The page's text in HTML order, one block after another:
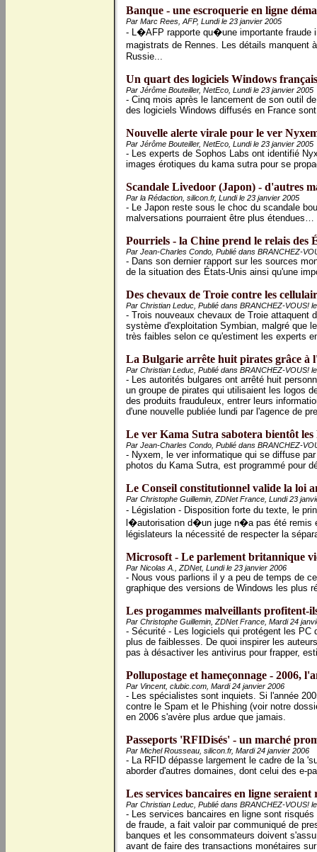
Banque - une escroquerie en ligne
Par Marc Rees, AFP, Lundi le 23 janvier 2005
- L�AFP rapporte qu�une importante fraude
magistrats de Rennes. Les détails
Russie...
Un quart des logiciels Windows
Par Jérôme Bouteiller, NetEco, Lundi le 23 janvier 2005
- Cinq mois après le lancement de son outil
des logiciels Windows diffusés en France
Nouvelle alerte virale pour le ver
Par Jérôme Bouteiller, NetEco, Lundi le 23 janvier 2005
- Les experts de Sophos Labs ont identifié
images érotiques du kama sutra pour se
Scandale Livedoor (Japon) - d'autres
Par la Rédaction, silicon.fr, Lundi le 23 janvier 2005
- Le Japon reste sous le choc du scandale
malversations pourraient être plus étendues…
Pourriels - la Chine prend le relais des
Par Jean-Charles Condo, Publié dans BRANCHEZ-
- Dans son dernier rapport sur les sources
de la situation des États-Unis ainsi qu'une
Des chevaux de Troie contre les
Par Christian Leduc, Publié dans BRANCHEZ-VOUS!
- Trois nouveaux chevaux de Troie attaquent
système d'exploitation Symbian, malgré que
très faibles selon ce qu'estiment les experts
La Bulgarie arrête huit pirates grâce à
Par Christian Leduc, Publié dans BRANCHEZ-VOUS!
- Les autorités bulgares ont arrêté huit
un groupe de pirates qui utilisaient les logos
des produits frauduleux, entrer leurs
d'une nouvelle publiée lundi par l'agence de
Le ver Kama Sutra sabotera bientôt les
Par Jean-Charles Condo, Publié dans BRANCHEZ-
- Nyxem, le ver informatique qui se diffuse
photos du Kama Sutra, est programmé pour
Le Conseil constitutionnel valide la loi
Par Christophe Guillemin, ZDNet France, Lundi 23
- Législation - Disposition forte du texte, le
l�autorisation d�un juge n�a pas été remis
législateurs la nécessité de respecter la
Microsoft - Le parlement britannique
Par Nicolas A., ZDNet, Lundi le 23 janvier 2006
- Nous vous parlions il y a peu de temps de
graphique des versions de Windows les plus
Les progammes malveillants profitent-
Par Christophe Guillemin, ZDNet France, Mardi 24
- Sécurité - Les logiciels qui protégent les
plus de faiblesses. De quoi inspirer les
pas à désactiver les antivirus pour frapper,
Pollupostage et hameçonnage - 2006,
Par Vincent, clubic.com, Mardi 24 janvier 2006
- Les spécialistes sont inquiets. Si l'année
contre le Spam et le Phishing (voir notre
en 2006 s'avère plus ardue que jamais.
Passeports 'RFIDisés' - un marché
Par Michel Rousseau, silicon.fr, Mardi 24 janvier 2006
- La RFID dépasse largement le cadre de la
aborder d'autres domaines, dont celui des e-
Les services bancaires en ligne
Par Christian Leduc, Publié dans BRANCHEZ-VOUS!
- Les services bancaires en ligne sont
de fraude, a fait valoir par communiqué de
banques et les consommateurs doivent
avant de faire des transactions monétaires